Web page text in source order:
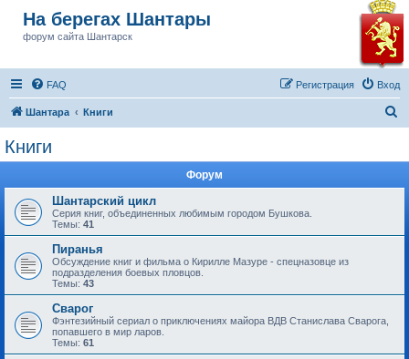
На берегах Шантары
форум сайта Шантарск
FAQ Вход
Регистрация
Шантара Книги
Книги
Форум
Шантарский цикл
Серия книг, объединенных любимым городом Бушкова.
Темы: 41
Пиранья
Обсуждение книг и фильма о Кирилле Мазуре - спецназовце из
подразделения боевых пловцов.
Темы: 43
Сварог
Фэнтезийный сериал о приключениях майора ВДВ Станислава Сварога,
попавшего в мир ларов.
Темы: 61